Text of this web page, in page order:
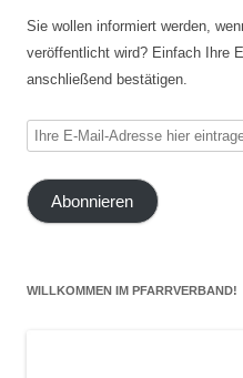
Sie wollen informiert werden,
veröffentlicht wird? Einfach Ihre
anschließend bestätigen.
Ihre
Mail-
Adresse
Abonnieren
WILLKOMMEN IM PFARRVERBAND!